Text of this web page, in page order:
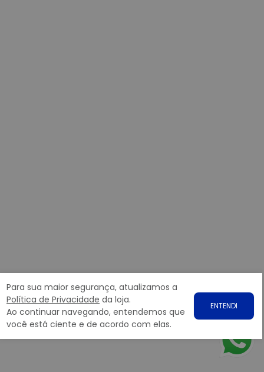
Para sua maior segurança, atualizamos a
Política de Privacidade da loja.
Ao continuar navegando, entendemos que
você está ciente e de acordo com elas.
ENTENDI